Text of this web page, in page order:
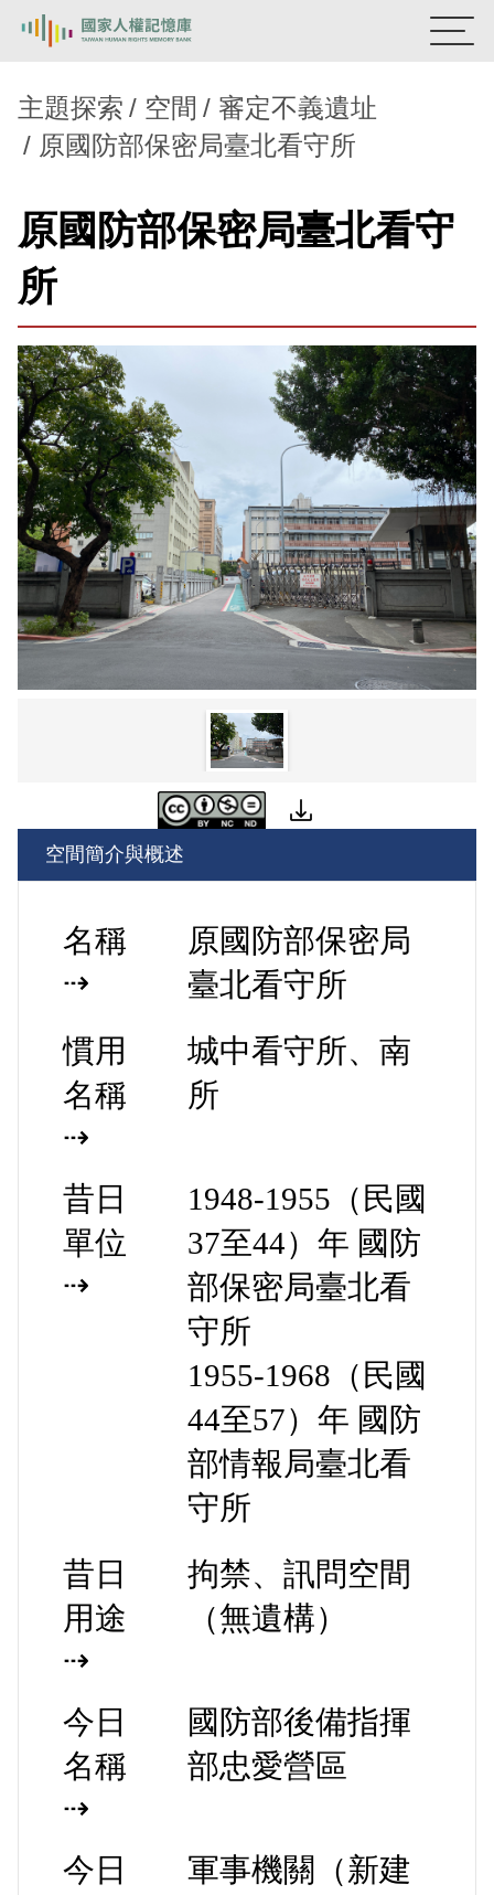
熱門關鍵字：陳孟和 李舜治 鹿窟事件
主題探索
背景知識
關於我們
意見信箱
主題探索 空間
審定不義遺址
原國防部保密局臺北看守所
原國防部保密局臺北看守
所
空間簡介與概述
名稱
⇢
原國防部保密局
臺北看守所
慣用
名稱
⇢
城中看守所、南
所
昔日
單位
⇢
1948-1955 （民國
37至44）年 國防
部保密局臺北看
守所
1955-1968 （民國
44至57）年 國防
部情報局臺北看
守所
昔日
用途
⇢
拘禁、訊問空間
（無遺構）
今日
名稱
⇢
國防部後備指揮
部忠愛營區
今日
軍事機關（新建